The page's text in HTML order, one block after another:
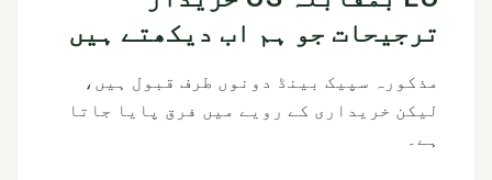
ترجیحات جو ہم اب دیکھتے ہیں
مذکورہ سپیک بینڈ دونوں طرف قبول ہیں،
لیکن خریداری کے رویے میں فرق پایا جاتا
ہے۔